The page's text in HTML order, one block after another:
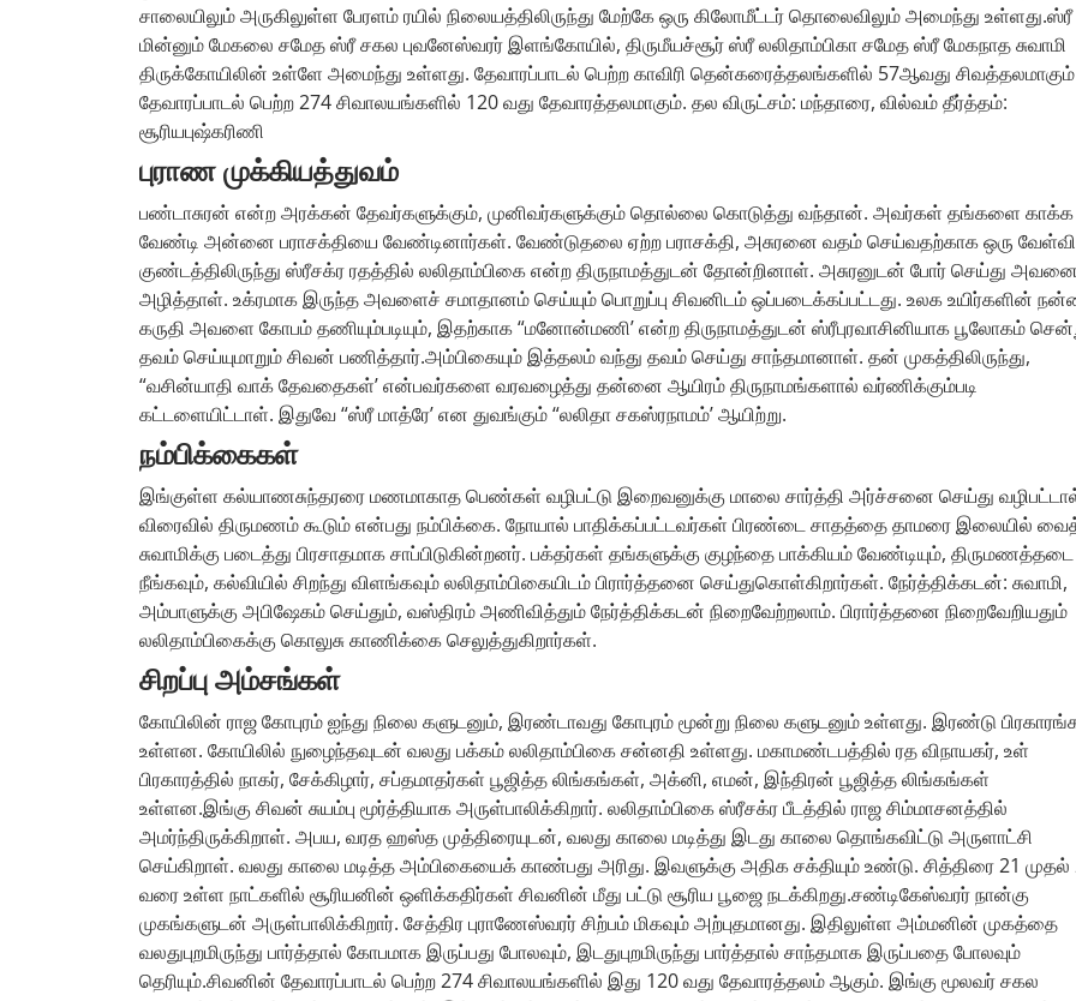
சாலையிலும் அருகிலுள்ள பேரளம் ரயில் நிலையத்திலிருந்து மேற்கே ஒரு கிலோமீட்டர் தொலைவிலும் அமைந்து உள்ளது.ஸ்ரீ
மின்னும் மேகலை சமேத ஸ்ரீ சகல புவனேஸ்வரர் இளங்கோயில், திருமீயச்சூர் ஸ்ரீ லலிதாம்பிகா சமேத ஸ்ரீ மேகநாத சுவாமி
திருக்கோயிலின் உள்ளே அமைந்து உள்ளது. தேவாரப்பாடல் பெற்ற காவிரி தென்கரைத்தலங்களில் 57ஆவது
தேவாரப்பாடல் பெற்ற 274 சிவாலயங்களில் 120 வது தேவாரத்தலமாகும். தல விருட்சம்: மந்தாரை, வில்வம் தீர்த்தம்:
சூரியபுஷ்கரிணி
புராண முக்கியத்துவம்
பண்டாசுரன் என்ற அரக்கன் தேவர்களுக்கும், முனிவர்களுக்கும் தொல்லை கொடுத்து வந்தான். அவர்கள் தங்களை காக்க
வேண்டி அன்னை பராசக்தியை வேண்டினார்கள். வேண்டுதலை ஏற்ற பராசக்தி, அசுரனை வதம் செய்வதற்காக ஒரு வேள்வி
குண்டத்திலிருந்து ஸ்ரீசக்ர ரதத்தில் லலிதாம்பிகை என்ற திருநாமத்துடன் தோன்றினாள். அசுரனுடன் போர் செய்து
அழித்தாள். உக்ரமாக இருந்த அவளைச் சமாதானம் செய்யும் பொறுப்பு சிவனிடம் ஒப்படைக்கப்பட்டது. உலக உயிர்களின்
கருதி அவளை கோபம் தணியும்படியும், இதற்காக “மனோன்மணி’ என்ற திருநாமத்துடன் ஸ்ரீபுரவாசினியாக பூலோகம்
தவம் செய்யுமாறும் சிவன் பணித்தார்.அம்பிகையும் இத்தலம் வந்து தவம் செய்து சாந்தமானாள். தன் முகத்திலிருந்து,
“வசின்யாதி வாக் தேவதைகள்’ என்பவர்களை வரவழைத்து தன்னை ஆயிரம் திருநாமங்களால் வர்ணிக்கும்படி
கட்டளையிட்டாள். இதுவே “ஸ்ரீ மாத்ரே’ என துவங்கும் “லலிதா சகஸ்ரநாமம்’ ஆயிற்று.
நம்பிக்கைகள்
இங்குள்ள கல்யாணசுந்தரரை மணமாகாத பெண்கள் வழிபட்டு இறைவனுக்கு மாலை சார்த்தி அர்ச்சனை செய்து
விரைவில் திருமணம் கூடும் என்பது நம்பிக்கை. நோயால் பாதிக்கப்பட்டவர்கள் பிரண்டை சாதத்தை தாமரை இலையில்
சுவாமிக்கு படைத்து பிரசாதமாக சாப்பிடுகின்றனர். பக்தர்கள் தங்களுக்கு குழந்தை பாக்கியம் வேண்டியும், திருமணத்தடை
நீங்கவும், கல்வியில் சிறந்து விளங்கவும் லலிதாம்பிகையிடம் பிரார்த்தனை செய்துகொள்கிறார்கள். நேர்த்திக்கடன்: சுவாமி,
அம்பாளுக்கு அபிஷேகம் செய்தும், வஸ்திரம் அணிவித்தும் நேர்த்திக்கடன் நிறைவேற்றலாம். பிரார்த்தனை நிறைவேறியதும்
லலிதாம்பிகைக்கு கொலுசு காணிக்கை செலுத்துகிறார்கள்.
சிறப்பு அம்சங்கள்
கோயிலின் ராஜ கோபுரம் ஐந்து நிலை களுடனும், இரண்டாவது கோபுரம் மூன்று நிலை களுடனும் உள்ளது. இரண்டு
உள்ளன. கோயிலில் நுழைந்தவுடன் வலது பக்கம் லலிதாம்பிகை சன்னதி உள்ளது. மகாமண்டபத்தில் ரத விநாயகர், உள்
பிரகாரத்தில் நாகர், சேக்கிழார், சப்தமாதர்கள் பூஜித்த லிங்கங்கள், அக்னி, எமன், இந்திரன் பூஜித்த லிங்கங்கள்
உள்ளன.இங்கு சிவன் சுயம்பு மூர்த்தியாக அருள்பாலிக்கிறார். லலிதாம்பிகை ஸ்ரீசக்ர பீடத்தில் ராஜ சிம்மாசனத்தில்
அமர்ந்திருக்கிறாள். அபய, வரத ஹஸ்த முத்திரையுடன், வலது காலை மடித்து இடது காலை தொங்கவிட்டு அருளாட்சி
செய்கிறாள். வலது காலை மடித்த அம்பிகையைக் காண்பது அரிது. இவளுக்கு அதிக சக்தியும் உண்டு. சித்திரை 21 முதல்
வரை உள்ள நாட்களில் சூரியனின் ஒளிக்கதிர்கள் சிவனின் மீது பட்டு சூரிய பூஜை நடக்கிறது.சண்டிகேஸ்வரர் நான்கு
முகங்களுடன் அருள்பாலிக்கிறார். சேத்திர புராணேஸ்வரர் சிற்பம் மிகவும் அற்புதமானது. இதிலுள்ள அம்மனின் முகத்தை
வலதுபுறமிருந்து பார்த்தால் கோபமாக இருப்பது போலவும், இடதுபுறமிருந்து பார்த்தால் சாந்தமாக இருப்பதை போலவும்
தெரியும்.சிவனின் தேவாரப்பாடல் பெற்ற 274 சிவாலயங்களில் இது 120 வது தேவாரத்தலம் ஆகும். இங்கு மூலவர் சகல